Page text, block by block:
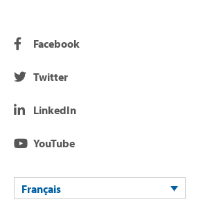
Facebook
Twitter
LinkedIn
YouTube
Français